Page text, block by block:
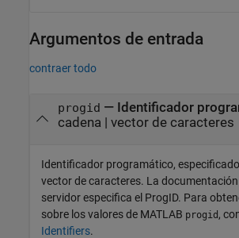
Argumentos de entrada
contraer todo
progid — Identificador
cadena | vector de caracteres
Identificador programático,
vector de caracteres. La documentación
servidor especifica el ProgID. Para
sobre los valores de MATLAB progid ,
Identifiers.